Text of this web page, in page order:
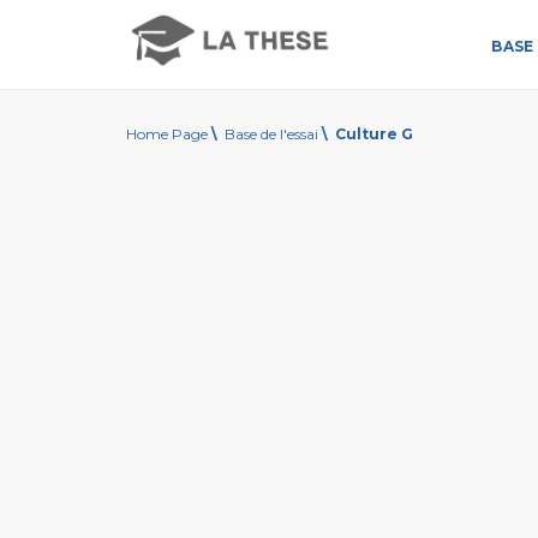
BASE
Home Page \ Base de l'essai \ Culture G